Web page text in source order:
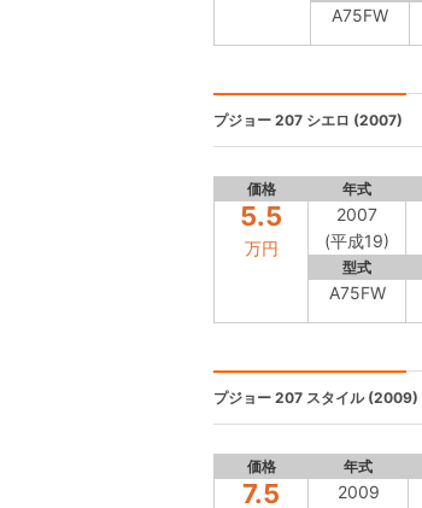
A75FW
プジョー 207 シエロ (2007)
価格 年式
5.5
万円
2007
(平成19)
型式
A75FW
プジョー 207 スタイル (2009)
価格 年式
7.5
2009